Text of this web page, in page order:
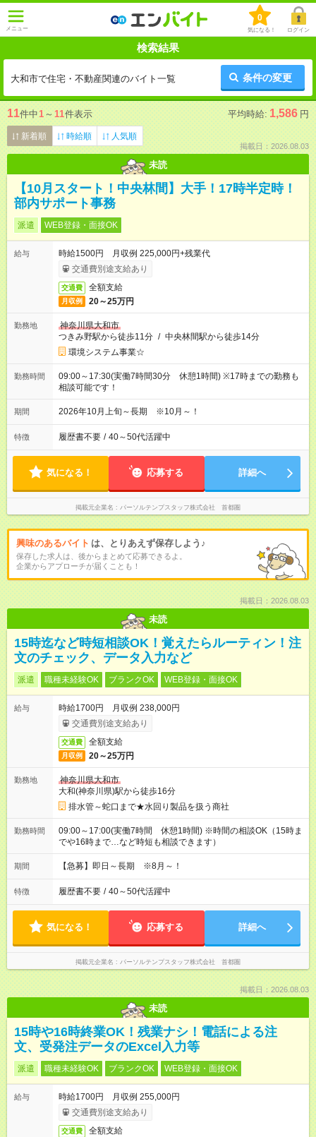
メニュー
0
気になる！ ログイン
検索結果
大和市で住宅・不動産関連のバイト一覧 条件の変更
11件中1 ～ 11件表示 平均時給: 1,586 円
新着順 時給順 人気順
掲載日：2026.08.03
未読
【10月スタート！中央林間】大手！17時半定時！
部内サポート事務
派遣 WEB登録・面接OK
給与
時給1500円 月収例 225,000円+残業代
交通費別途支給あり
交通費 全額支給
月収例 20～25万円
勤務地
神奈川県大和市
つきみ野駅から徒歩11分 / 中央林間駅から徒歩14分
環境システム事業☆
勤務時間
09:00～17:30(実働7時間30分 休憩1時間) ※17時までの勤務も
相談可能です！
期間 2026年10月上旬～長期 ※10月～！
特徴 履歴書不要 / 40～50代活躍中
気になる！ 応募する 詳細へ
掲載元企業名 パーソルテンプスタッフ株式会社 首都圏
興味のあるバイト は、とりあえず保存しよう♪
保存した求人は、後からまとめて応募できるよ。
企業からアプローチが届くことも！
掲載日：2026.08.03
未読
15時迄など時短相談OK！覚えたらルーティン！注
文のチェック、データ入力など
派遣 職種未経験OK ブランクOK WEB登録・面接OK
給与
時給1700円 月収例 238,000円
交通費別途支給あり
交通費 全額支給
月収例 20～25万円
勤務地
神奈川県大和市
大和(神奈川県)駅から徒歩16分
排水管～蛇口まで★水回り製品を扱う商社
勤務時間
09:00～17:00(実働7時間 休憩1時間) ※時間の相談OK（15時ま
でや16時まで…など時短も相談できます）
期間 【急募】即日～長期 ※8月～！
特徴 履歴書不要 / 40～50代活躍中
気になる！ 応募する 詳細へ
掲載元企業名 パーソルテンプスタッフ株式会社 首都圏
掲載日：2026.08.03
未読
15時や16時終業OK！残業ナシ！電話による注
文、受発注データのExcel入力等
派遣 職種未経験OK ブランクOK WEB登録・面接OK
給与
時給1700円 月収例 255,000円
交通費別途支給あり
交通費 全額支給